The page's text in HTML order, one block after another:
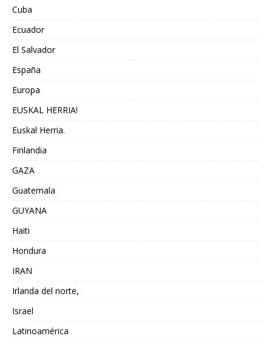
Cuba
Ecuador
El Salvador
España
Europa
EUSKAL HERRIA!
Euskal Herria.
Finlandia
GAZA
Guatemala
GUYANA
Haiti
Hondura
IRAN
Irlanda del norte,
Israel
Latinoamérica